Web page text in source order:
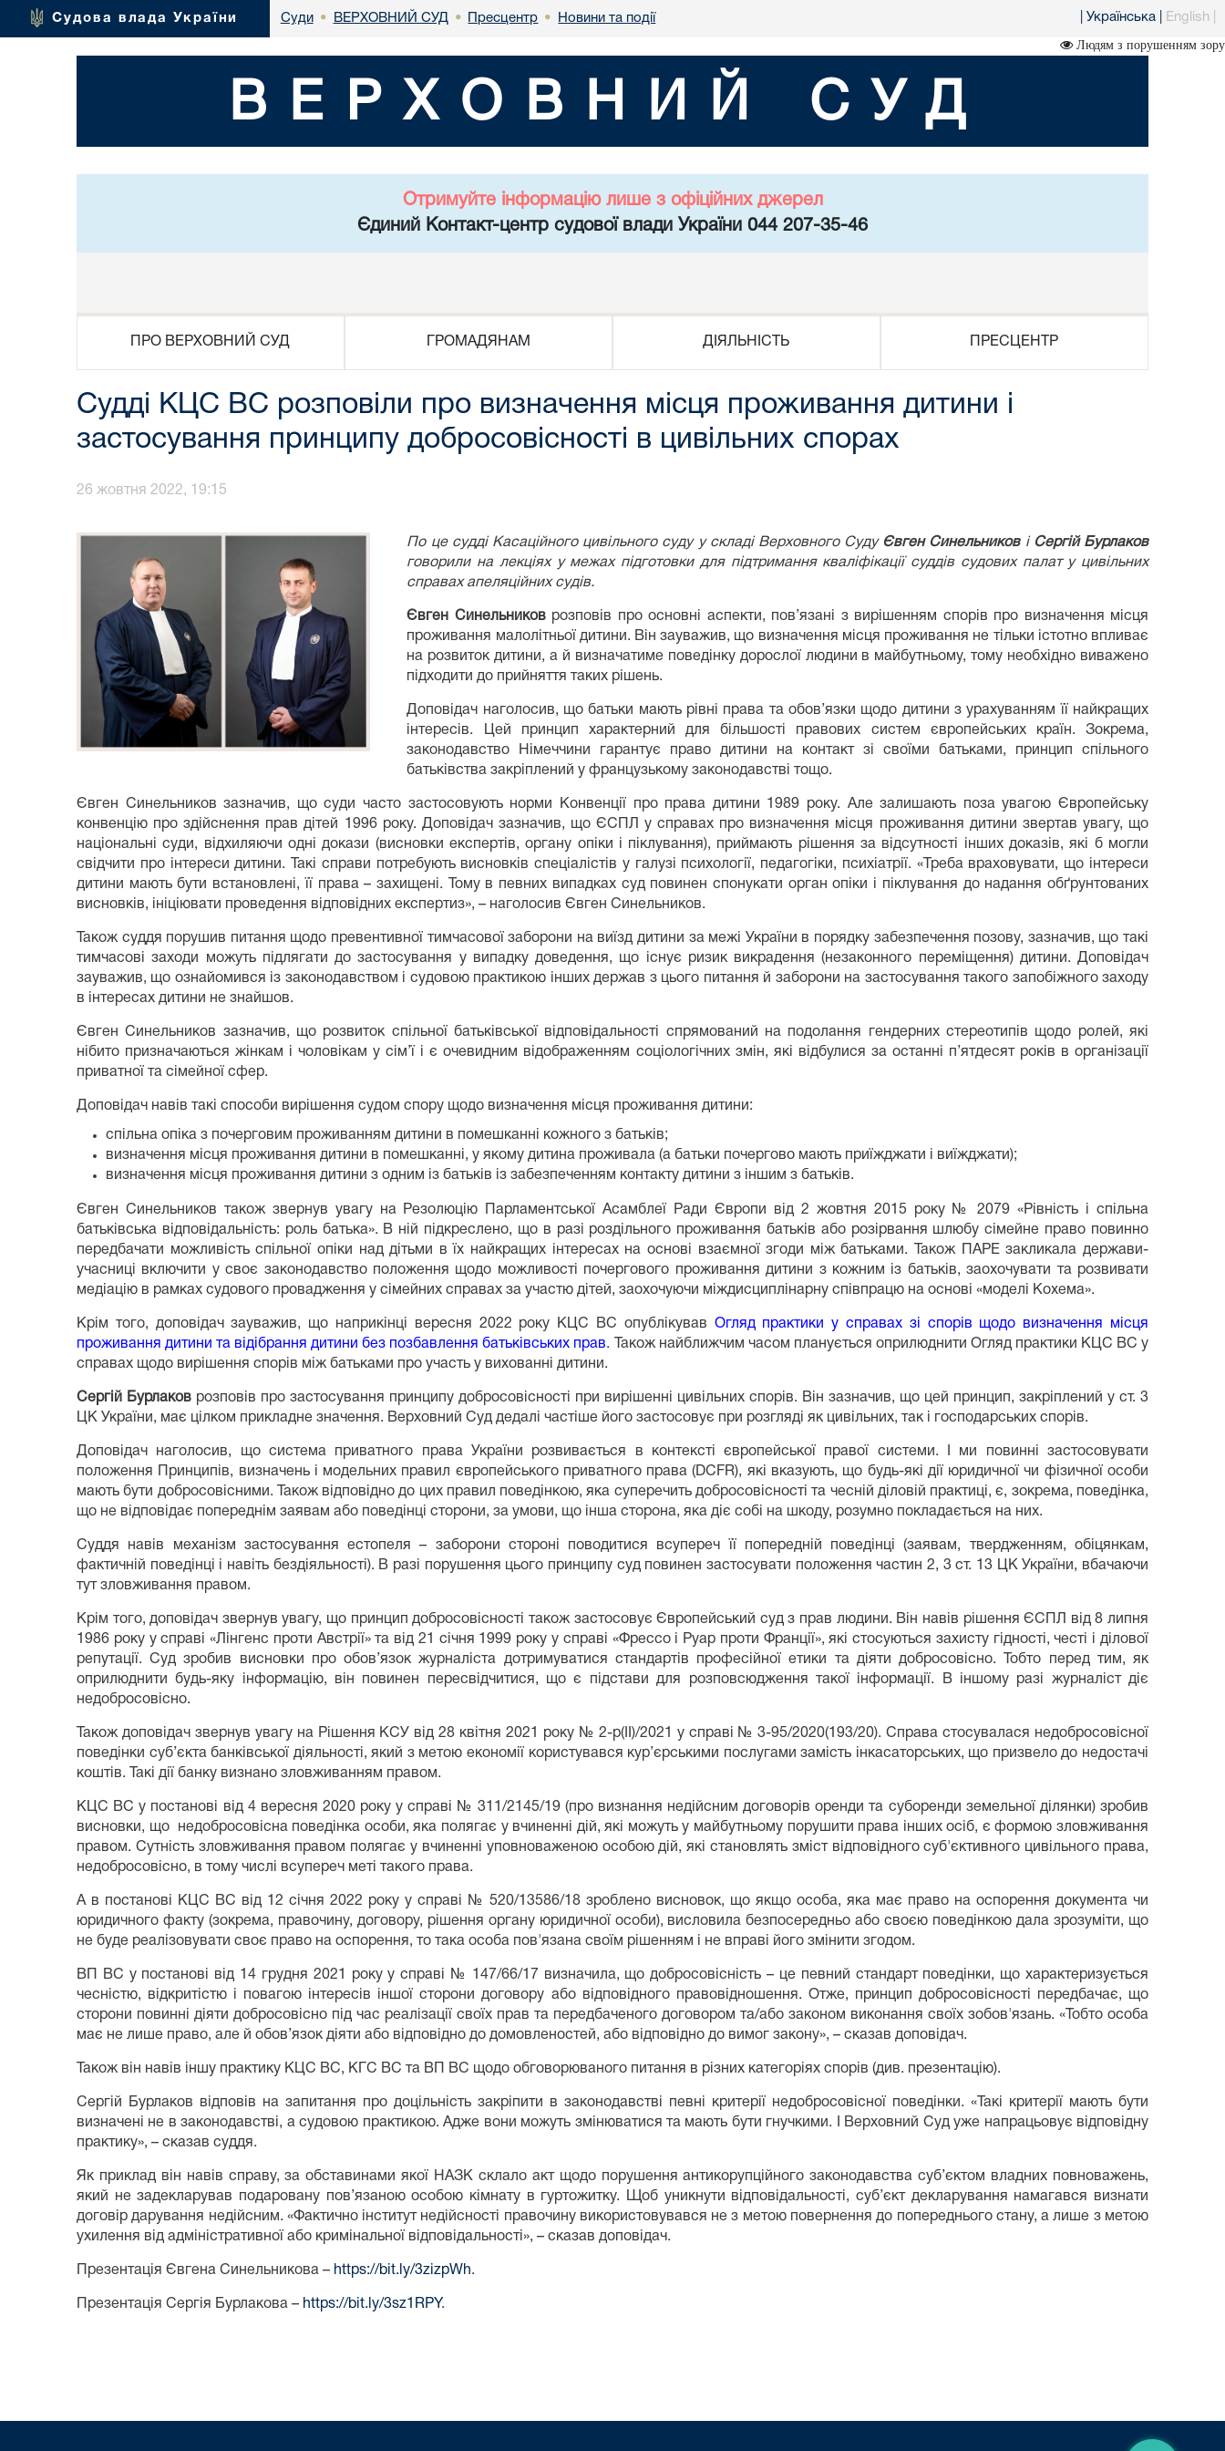
Судова влада України Суди • ВЕРХОВНИЙ СУД • Пресцентр • Новини та події Українська English
Людям з порушенням зору
ВЕРХОВНИЙ СУД
Отримуйте інформацію лише з офіційних джерел
Єдиний Контакт-центр судової влади України 044 207-35-46
ПРО ВЕРХОВНИЙ СУД ГРОМАДЯНАМ ДІЯЛЬНІСТЬ ПРЕСЦЕНТР
Судді КЦС ВС розповіли про визначення місця проживання дитини і
застосування принципу добросовісності в цивільних спорах
26 жовтня 2022, 19:15
По це судді Касаційного цивільного суду у складі Верховного Суду Євген Синельникові Сергій Бурлаков
говорили на лекціях у межах підготовки для підтримання кваліфікації суддів судових палат у цивільних
справах апеляційних судів.
Євген Синельниковрозповів про основні аспекти, пов’язані з вирішенням спорів про визначення місця
проживання малолітньої дитини. Він зауважив, що визначення місця проживання не тільки істотно впливає
на розвиток дитини, а й визначатиме поведінку дорослої людини в майбутньому, тому необхідно виважено
підходити до прийняття таких рішень.
Доповідач наголосив, що батьки мають рівні права та обов’язки щодо дитини з урахуванням її найкращих
інтересів. Цей принцип характерний для більшості правових систем європейських країн. Зокрема,
законодавство Німеччини гарантує право дитини на контакт зі своїми батьками, принцип спільного
батьківства закріплений у французькому законодавстві тощо.
Євген Синельников зазначив, що суди часто застосовують норми Конвенції про права дитини 1989 року. Але залишають поза увагою Європейську
конвенцію про здійснення прав дітей 1996 року. Доповідач зазначив, що ЄСПЛ у справах про визначення місця проживання дитини звертав увагу, що
національні суди, відхиляючи одні докази (висновки експертів, органу опіки і піклування), приймають рішення за відсутності інших доказів, які б могли
свідчити про інтереси дитини. Такі справи потребують висновків спеціалістів у галузі психології, педагогіки, психіатрії. «Треба враховувати, що інтереси
дитини мають бути встановлені, її права – захищені. Тому в певних випадках суд повинен спонукати орган опіки і піклування до надання обґрунтованих
висновків, ініціювати проведення відповідних експертиз», – наголосив Євген Синельников.
Також суддя порушив питання щодо превентивної тимчасової заборони на виїзд дитини за межі України в порядку забезпечення позову, зазначив, що такі
тимчасові заходи можуть підлягати до застосування у випадку доведення, що існує ризик викрадення (незаконного переміщення) дитини. Доповідач
зауважив, що ознайомився із законодавством і судовою практикою інших держав з цього питання й заборони на застосування такого запобіжного заходу
в інтересах дитини не знайшов.
Євген Синельников зазначив, що розвиток спільної батьківської відповідальності спрямований на подолання гендерних стереотипів щодо ролей, які
нібито призначаються жінкам і чоловікам у сім’ї і є очевидним відображенням соціологічних змін, які відбулися за останні п’ятдесят років в організації
приватної та сімейної сфер.
Доповідач навів такі способи вирішення судом спору щодо визначення місця проживання дитини:
спільна опіка з почерговим проживанням дитини в помешканні кожного з батьків;
визначення місця проживання дитини в помешканні, у якому дитина проживала (а батьки почергово мають приїжджати і виїжджати);
визначення місця проживання дитини з одним із батьків із забезпеченням контакту дитини з іншим з батьків.
Євген Синельников також звернув увагу на Резолюцію Парламентської Асамблеї Ради Європи від 2 жовтня 2015 року № 2079 «Рівність і спільна
батьківська відповідальність: роль батька». В ній підкреслено, що в разі роздільного проживання батьків або розірвання шлюбу сімейне право повинно
передбачати можливість спільної опіки над дітьми в їх найкращих інтересах на основі взаємної згоди між батьками. Також ПАРЕ закликала держави-
учасниці включити у своє законодавство положення щодо можливості почергового проживання дитини з кожним із батьків, заохочувати та розвивати
медіацію в рамках судового провадження у сімейних справах за участю дітей, заохочуючи міждисциплінарну співпрацю на основі «моделі Кохема».
Крім того, доповідач зауважив, що наприкінці вересня 2022 року КЦС ВС опублікував Огляд практики у справах зі спорів щодо визначення місця
проживання дитини та відібрання дитини без позбавлення батьківських прав. Також найближчим часом планується оприлюднити Огляд практики КЦС ВС у
справах щодо вирішення спорів між батьками про участь у вихованні дитини.
Сергій Бурлаков розповів про застосування принципу добросовісності при вирішенні цивільних спорів. Він зазначив, що цей принцип, закріплений у ст. 3
ЦК України, має цілком прикладне значення. Верховний Суд дедалі частіше його застосовує при розгляді як цивільних, так і господарських спорів.
Доповідач наголосив, що система приватного права України розвивається в контексті європейської правої системи. І ми повинні застосовувати
положення Принципів, визначень і модельних правил європейського приватного права (DCFR), які вказують, що будь-які дії юридичної чи фізичної особи
мають бути добросовісними. Також відповідно до цих правил поведінкою, яка суперечить добросовісності та чесній діловій практиці, є, зокрема, поведінка,
що не відповідає попереднім заявам або поведінці сторони, за умови, що інша сторона, яка діє собі на шкоду, розумно покладається на них.
Суддя навів механізм застосування естопеля – заборони стороні поводитися всупереч її попередній поведінці (заявам, твердженням, обіцянкам,
фактичній поведінці і навіть бездіяльності). В разі порушення цього принципу суд повинен застосувати положення частин 2, 3 ст. 13 ЦК України, вбачаючи
тут зловживання правом.
Крім того, доповідач звернув увагу, що принцип добросовісності також застосовує Європейський суд з прав людини. Він навів рішення ЄСПЛ від 8 липня
1986 року у справі «Лінгенс проти Австрії» та від 21 січня 1999 року у справі «Фрессо і Руар проти Франції», які стосуються захисту гідності, честі і ділової
репутації. Суд зробив висновки про обов’язок журналіста дотримуватися стандартів професійної етики та діяти добросовісно. Тобто перед тим, як
оприлюднити будь-яку інформацію, він повинен пересвідчитися, що є підстави для розповсюдження такої інформації. В іншому разі журналіст діє
недобросовісно.
Також доповідач звернув увагу на Рішення КСУ від 28 квітня 2021 року № 2-р(ІІ)/2021 у справі № 3-95/2020(193/20). Справа стосувалася недобросовісної
поведінки суб’єкта банківської діяльності, який з метою економії користувався кур’єрськими послугами замість інкасаторських, що призвело до недостачі
коштів. Такі дії банку визнано зловживанням правом.
КЦС ВС у постанові від 4 вересня 2020 року у справі № 311/2145/19 (про визнання недійсним договорів оренди та суборенди земельної ділянки) зробив
висновки, що недобросовісна поведінка особи, яка полягає у вчиненні дій, які можуть у майбутньому порушити права інших осіб, є формою зловживання
правом. Сутність зловживання правом полягає у вчиненні уповноваженою особою дій, які становлять зміст відповідного суб'єктивного цивільного права,
недобросовісно, в тому числі всупереч меті такого права.
А в постанові КЦС ВС від 12 січня 2022 року у справі № 520/13586/18 зроблено висновок, що якщо особа, яка має право на оспорення документа чи
юридичного факту (зокрема, правочину, договору, рішення органу юридичної особи), висловила безпосередньо або своєю поведінкою дала зрозуміти, що
не буде реалізовувати своє право на оспорення, то така особа пов'язана своїм рішенням і не вправі його змінити згодом.
ВП ВС у постанові від 14 грудня 2021 року у справі № 147/66/17 визначила, що добросовісність – це певний стандарт поведінки, що характеризується
чесністю, відкритістю і повагою інтересів іншої сторони договору або відповідного правовідношення. Отже, принцип добросовісності передбачає, що
сторони повинні діяти добросовісно під час реалізації своїх прав та передбаченого договором та/або законом виконання своїх зобов'язань. «Тобто особа
має не лише право, але й обов’язок діяти або відповідно до домовленостей, або відповідно до вимог закону», – сказав доповідач.
Також він навів іншу практику КЦС ВС, КГС ВС та ВП ВС щодо обговорюваного питання в різних категоріях спорів (див. презентацію).
Сергій Бурлаков відповів на запитання про доцільність закріпити в законодавстві певні критерії недобросовісної поведінки. «Такі критерії мають бути
визначені не в законодавстві, а судовою практикою. Адже вони можуть змінюватися та мають бути гнучкими. І Верховний Суд уже напрацьовує відповідну
практику», – сказав суддя.
Як приклад він навів справу, за обставинами якої НАЗК склало акт щодо порушення антикорупційного законодавства суб’єктом владних повноважень,
який не задекларував подаровану пов’язаною особою кімнату в гуртожитку. Щоб уникнути відповідальності, суб’єкт декларування намагався визнати
договір дарування недійсним. «Фактично інститут недійсності правочину використовувався не з метою повернення до попереднього стану, а лише з метою
ухилення від адміністративної або кримінальної відповідальності», – сказав доповідач.
Презентація Євгена Синельникова – https://bit.ly/3zizpWh.
Презентація Сергія Бурлакова – https://bit.ly/3sz1RPY.